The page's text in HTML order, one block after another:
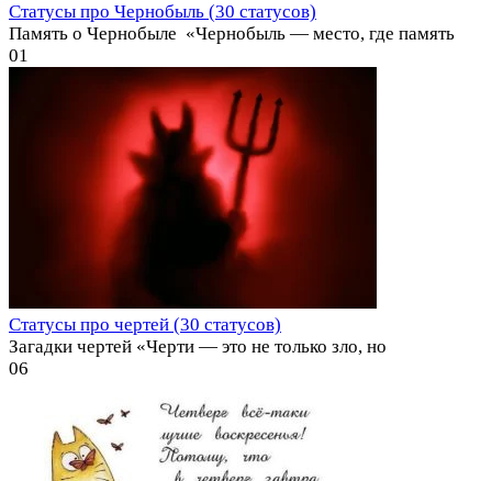
Статусы про Чернобыль (30 статусов)
Память о Чернобыле ️ «Чернобыль — место, где память
01
Статусы про чертей (30 статусов)
Загадки чертей «Черти — это не только зло, но
06